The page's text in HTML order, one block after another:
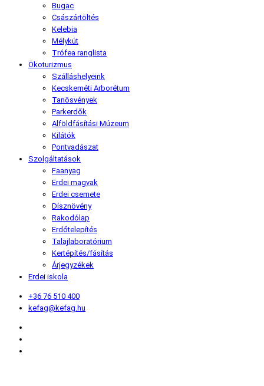
Bugac
Császártöltés
Kelebia
Mélykút
Trófea ranglista
Ökoturizmus
Szálláshelyeink
Kecskeméti Arborétum
Tanösvények
Parkerdők
Alföldfásítási Múzeum
Kilátók
Pontvadászat
Szolgáltatások
Faanyag
Erdei magvak
Erdei csemete
Dísznövény
Rakodólap
Erdőtelepítés
Talajlaboratórium
Kertépítés/fásítás
Árjegyzékek
Erdei iskola
+36 76 510 400
kefag@kefag.hu